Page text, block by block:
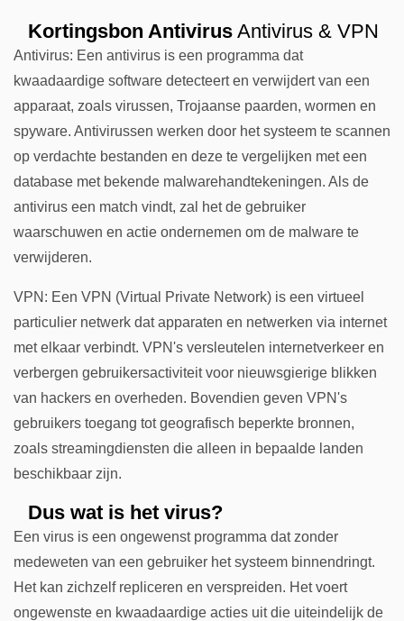
Kortingsbon Antivirus Antivirus & VPN
Antivirus: Een antivirus is een programma dat
kwaadaardige software detecteert en verwijdert van een
apparaat, zoals virussen, Trojaanse paarden, wormen en
spyware. Antivirussen werken door het systeem te scannen
op verdachte bestanden en deze te vergelijken met een
database met bekende malwarehandtekeningen. Als de
antivirus een match vindt, zal het de gebruiker
waarschuwen en actie ondernemen om de malware te
verwijderen.
VPN: Een VPN (Virtual Private Network) is een virtueel
particulier netwerk dat apparaten en netwerken via internet
met elkaar verbindt. VPN's versleutelen internetverkeer en
verbergen gebruikersactiviteit voor nieuwsgierige blikken
van hackers en overheden. Bovendien geven VPN's
gebruikers toegang tot geografisch beperkte bronnen,
zoals streamingdiensten die alleen in bepaalde landen
beschikbaar zijn.
Dus wat is het virus?
Een virus is een ongewenst programma dat zonder
medeweten van een gebruiker het systeem binnendringt.
Het kan zichzelf repliceren en verspreiden. Het voert
ongewenste en kwaadaardige acties uit die uiteindelijk de